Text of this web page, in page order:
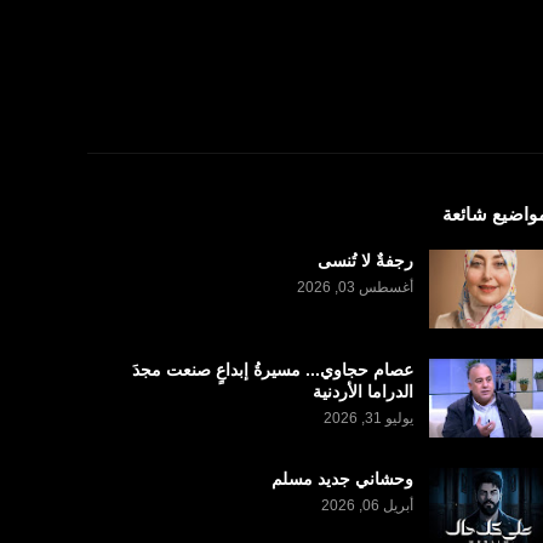
شائعة
رجفةٌ لا تُنسى
أغسطس 03, 2026
عصام حجاوي... مسيرةُ إبداعٍ صنعت مجدَ
الدراما الأردنية
يوليو 31, 2026
وحشاني جديد مسلم
أبريل 06, 2026